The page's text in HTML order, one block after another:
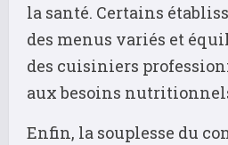
la santé. Certains
des menus variés et
des cuisiniers
aux besoins
Enfin, la souplesse du